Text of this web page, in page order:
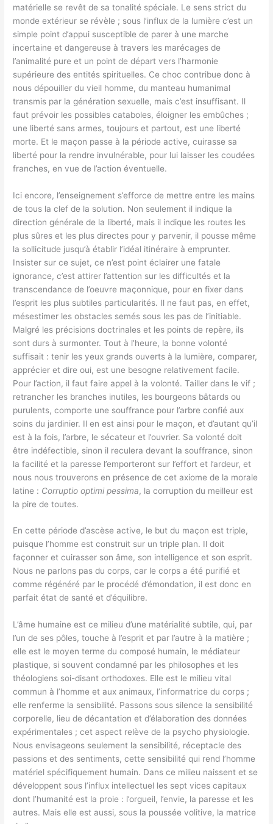
matérielle se revêt de sa tonalité spéciale. Le sens strict du
monde extérieur se révèle ; sous l’influx de la lumière c’est un
simple point d’appui susceptible de parer à une marche
incertaine et dangereuse à travers les marécages de
l’animalité pure et un point de départ vers l’harmonie
supérieure des entités spirituelles. Ce choc contribue donc à
nous dépouiller du vieil homme, du manteau humanimal
transmis par la génération sexuelle, mais c’est insuffisant. Il
faut prévoir les possibles cataboles, éloigner les embûches ;
une liberté sans armes, toujours et partout, est une liberté
morte. Et le maçon passe à la période active, cuirasse sa
liberté pour la rendre invulnérable, pour lui laisser les coudées
franches, en vue de l’action éventuelle.
Ici encore, l’enseignement s’efforce de mettre entre les mains
de tous la clef de la solution. Non seulement il indique la
direction générale de la liberté, mais il indique les routes les
plus sûres et les plus directes pour y parvenir, il pousse même
la sollicitude jusqu’à établir l’idéal itinéraire à emprunter.
Insister sur ce sujet, ce n’est point éclairer une fatale
ignorance, c’est attirer l’attention sur les difficultés et la
transcendance de l’oeuvre maçonnique, pour en fixer dans
l’esprit les plus subtiles particularités. Il ne faut pas, en effet,
mésestimer les obstacles semés sous les pas de l’initiable.
Malgré les précisions doctrinales et les points de repère, ils
sont durs à surmonter. Tout à l’heure, la bonne volonté
suffisait : tenir les yeux grands ouverts à la lumière, comparer,
apprécier et dire oui, est une besogne relativement facile.
Pour l’action, il faut faire appel à la volonté. Tailler dans le vif ;
retrancher les branches inutiles, les bourgeons bâtards ou
purulents, comporte une souffrance pour l’arbre confié aux
soins du jardinier. Il en est ainsi pour le maçon, et d’autant qu’il
est à la fois, l’arbre, le sécateur et l’ouvrier. Sa volonté doit
être indéfectible, sinon il reculera devant la souffrance, sinon
la facilité et la paresse l’emporteront sur l’effort et l’ardeur, et
nous nous trouverons en présence de cet axiome de la morale
latine : Corruptio optimi pessima, la corruption du meilleur est
la pire de toutes.
En cette période d’ascèse active, le but du maçon est triple,
puisque l’homme est construit sur un triple plan. Il doit
façonner et cuirasser son âme, son intelligence et son esprit.
Nous ne parlons pas du corps, car le corps a été purifié et
comme régénéré par le procédé d’émondation, il est donc en
parfait état de santé et d’équilibre.
L’âme humaine est ce milieu d’une matérialité subtile, qui, par
l’un de ses pôles, touche à l’esprit et par l’autre à la matière ;
elle est le moyen terme du composé humain, le médiateur
plastique, si souvent condamné par les philosophes et les
théologiens soi-disant orthodoxes. Elle est le milieu vital
commun à l’homme et aux animaux, l’informatrice du corps ;
elle renferme la sensibilité. Passons sous silence la sensibilité
corporelle, lieu de décantation et d’élaboration des données
expérimentales ; cet aspect relève de la psycho physiologie.
Nous envisageons seulement la sensibilité, réceptacle des
passions et des sentiments, cette sensibilité qui rend l’homme
matériel spécifiquement humain. Dans ce milieu naissent et se
développent sous l’influx intellectuel les sept vices capitaux
dont l’humanité est la proie : l’orgueil, l’envie, la paresse et les
autres. Mais elle est aussi, sous la poussée volitive, la matrice